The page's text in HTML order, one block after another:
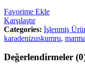
Favorime Ekle
Karşılaştır
Categories: İşlenmiş
karadenizuskumru,
Değerlendirmeler